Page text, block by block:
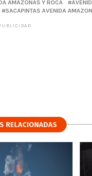
AMAZONAS Y ROCA
SACAPINTAS AVENIDA
RELACIONADAS